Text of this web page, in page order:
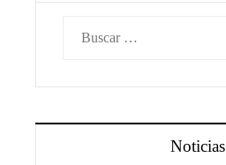
Noticias